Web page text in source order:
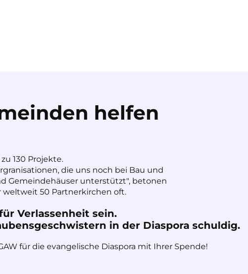
helfen
130 Projekte.
die uns noch bei Bau und
Gemeindehäuser unterstützt", betonen
50 Partnerkirchen oft.
Verlassenheit sein.
in der Diaspora schuldig.
für die evangelische Diaspora mit Ihrer Spende!